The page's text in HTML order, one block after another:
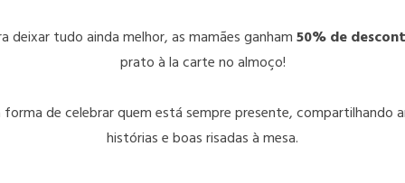
deixar tudo ainda melhor, as mamães ganham50% de
prato à la carte no almoço!
forma de celebrar quem está sempre presente, compartilhando
histórias e boas risadas à mesa.